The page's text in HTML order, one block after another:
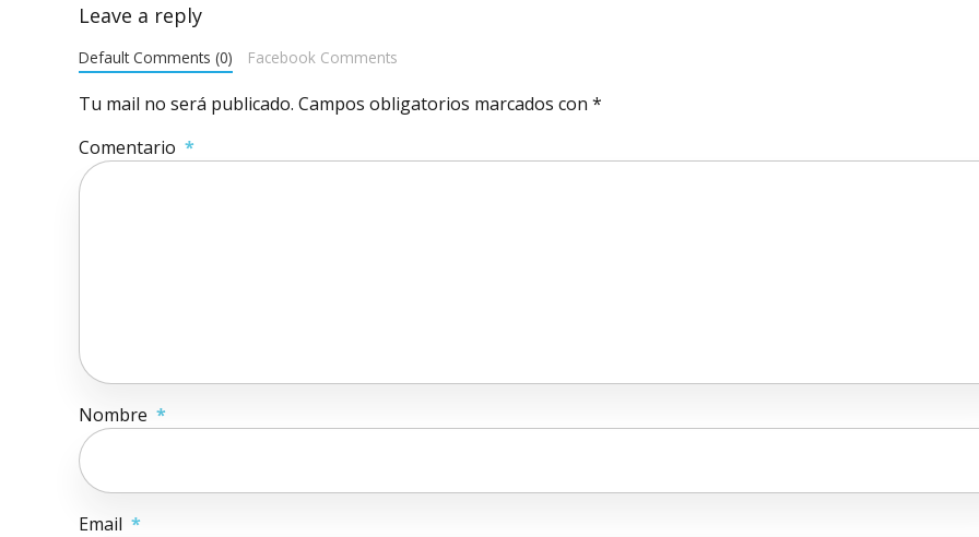
Leave a reply
Default Comments (0) Facebook Comments
Tu mail no será publicado. Campos obligatorios marcados con *
Comentario *
Nombre *
Email *